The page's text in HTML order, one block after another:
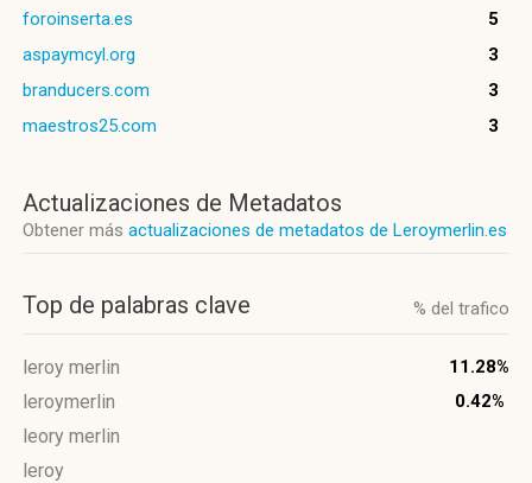
foroinserta.es
5
aspaymcyl.org
3
branducers.com
3
maestros25.com
3
Actualizaciones de Metadatos
Obtener más actualizaciones de metadatos de Leroymerlin.es
Top de palabras clave % del trafico
leroy merlin 11.28%
leroymerlin 0.42%
leory merlin
leroy